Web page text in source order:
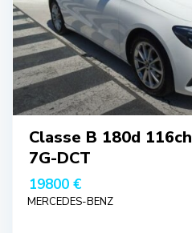
Classe B 180d
7G-DCT
19800 €
MERCEDES-BENZ